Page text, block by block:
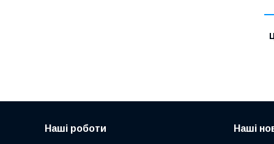
Наші роботи Наші